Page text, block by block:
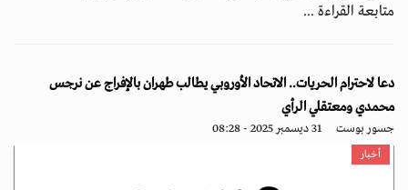
متابعة القراءة ...
دعا لاحترام الحريات.. الاتحاد الأوروبي يطالب طهران بالإفراج عن نرجس
محمدي ومعتقلي الرأي
جسور بوست 31 ديسمبر 2025 - 08:28
أخبار